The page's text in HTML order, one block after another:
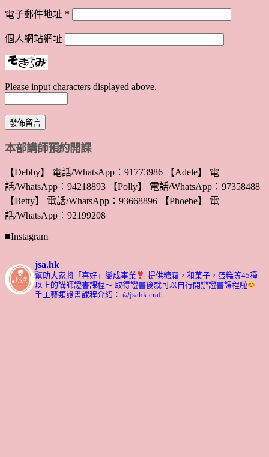
電子郵件地址 *
個人網站網址
Please input characters displayed above.
本部講師預約開課
【Debby】 電話/WhatsApp：91773986 【Adele】 電
話/WhatsApp：94218893 【Polly】 電話/WhatsApp：97358488
【Betty】 電話/WhatsApp：93668896 【Phoebe】 電
話/WhatsApp：92199208
■Instagram
jsa.hk
幫助大家將「喜好」變成事業
提供糖霜，和菓子，蛋糕等45種
以上的講師證書課程～ 取得證書後就可以自行開辦證書課程啦
手工藝類證書課程介紹： @jsahk.craft